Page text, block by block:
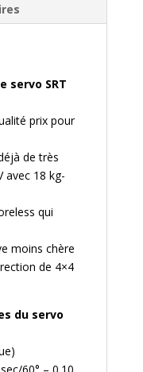
servo SRT
prix pour
de très
avec 18 kg-
qui
moins chère
de 4×4
du servo